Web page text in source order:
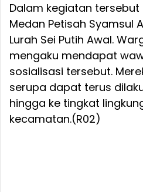
Dalam kegiatan
Medan Petisah Syamsul
Lurah Sei Putih Awal.
mengaku mendapat
sosialisasi tersebut.
serupa dapat terus
hingga ke tingkat
kecamatan.(R02)